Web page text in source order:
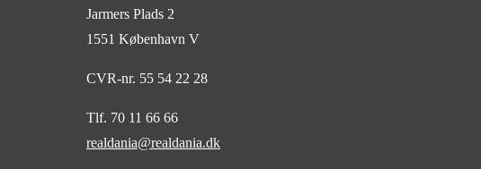
Jarmers Plads 2
1551 København V
CVR-nr. 55 54 22 28
Tlf. 70 11 66 66
realdania@realdania.dk